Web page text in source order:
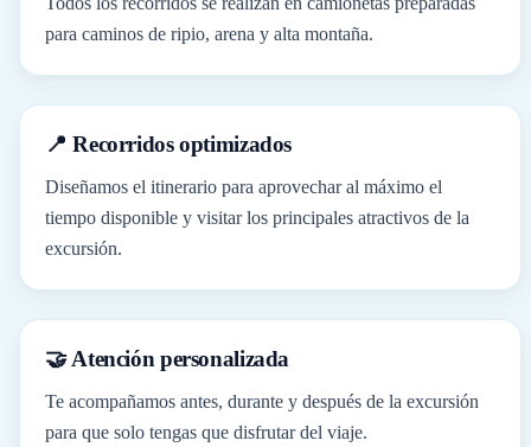
para caminos de ripio, arena y alta montaña.
📍 Recorridos optimizados
Diseñamos el itinerario para aprovechar al máximo el
tiempo disponible y visitar los principales atractivos de la
excursión.
🤝 Atención personalizada
Te acompañamos antes, durante y después de la excursión
para que solo tengas que disfrutar del viaje.